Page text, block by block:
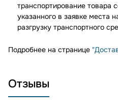
транспортирование товара
указанного в заявке места
разгрузку транспортного
Подробнее на странице
Отзывы